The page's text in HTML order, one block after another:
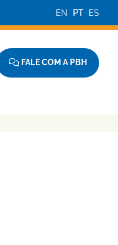
EN PT ES
FALE COM A PBH